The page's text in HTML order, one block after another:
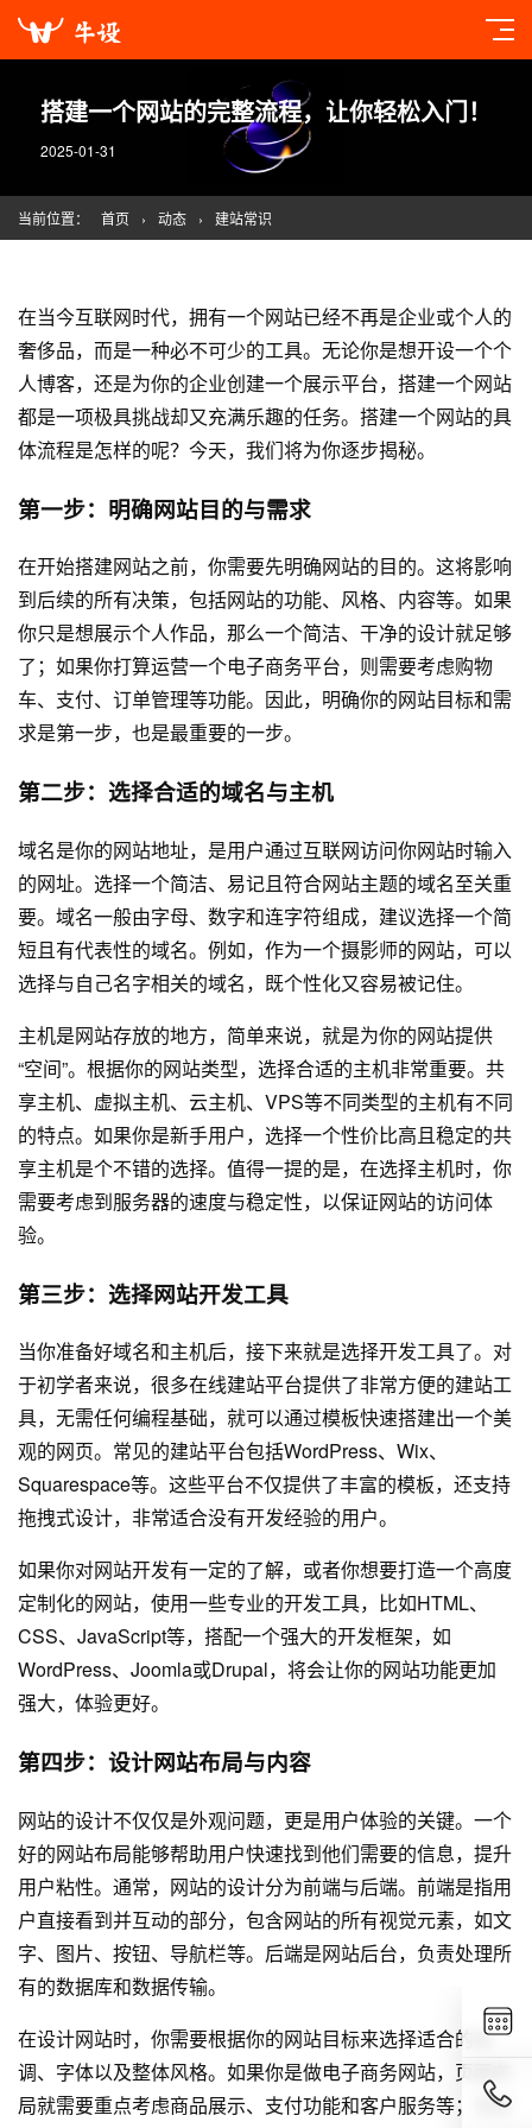
搭建一个网站的完整流程，让你轻松入门！
2025-01-31
当前位置： 首页 › 动态 › 建站常识
在当今互联网时代，拥有一个网站已经不再是企业或个人的
奢侈品，而是一种必不可少的工具。无论你是想开设一个个
人博客，还是为你的企业创建一个展示平台，搭建一个网站
都是一项极具挑战却又充满乐趣的任务。搭建一个网站的具
体流程是怎样的呢？今天，我们将为你逐步揭秘。
第一步：明确网站目的与需求
在开始搭建网站之前，你需要先明确网站的目的。这将影响
到后续的所有决策，包括网站的功能、风格、内容等。如果
你只是想展示个人作品，那么一个简洁、干净的设计就足够
了；如果你打算运营一个电子商务平台，则需要考虑购物
车、支付、订单管理等功能。因此，明确你的网站目标和需
求是第一步，也是最重要的一步。
第二步：选择合适的域名与主机
域名是你的网站地址，是用户通过互联网访问你网站时输入
的网址。选择一个简洁、易记且符合网站主题的域名至关重
要。域名一般由字母、数字和连字符组成，建议选择一个简
短且有代表性的域名。例如，作为一个摄影师的网站，可以
选择与自己名字相关的域名，既个性化又容易被记住。
主机是网站存放的地方，简单来说，就是为你的网站提供
“空间”。根据你的网站类型，选择合适的主机非常重要。共
享主机、虚拟主机、云主机、VPS等不同类型的主机有不同
的特点。如果你是新手用户，选择一个性价比高且稳定的共
享主机是个不错的选择。值得一提的是，在选择主机时，你
需要考虑到服务器的速度与稳定性，以保证网站的访问体
验。
第三步：选择网站开发工具
当你准备好域名和主机后，接下来就是选择开发工具了。对
于初学者来说，很多在线建站平台提供了非常方便的建站工
具，无需任何编程基础，就可以通过模板快速搭建出一个美
观的网页。常见的建站平台包括WordPress、Wix、
Squarespace等。这些平台不仅提供了丰富的模板，还支持
拖拽式设计，非常适合没有开发经验的用户。
如果你对网站开发有一定的了解，或者你想要打造一个高度
定制化的网站，使用一些专业的开发工具，比如HTML、
CSS、JavaScript等，搭配一个强大的开发框架，如
WordPress、Joomla或Drupal，将会让你的网站功能更加
强大，体验更好。
第四步：设计网站布局与内容
网站的设计不仅仅是外观问题，更是用户体验的关键。一个
好的网站布局能够帮助用户快速找到他们需要的信息，提升
用户粘性。通常，网站的设计分为前端与后端。前端是指用
户直接看到并互动的部分，包含网站的所有视觉元素，如文
字、图片、按钮、导航栏等。后端是网站后台，负责处理所
有的数据库和数据传输。
在设计网站时，你需要根据你的网站目标来选择适合的色
调、字体以及整体风格。如果你是做电子商务网站，页面布
局就需要重点考虑商品展示、支付功能和客户服务等；而如